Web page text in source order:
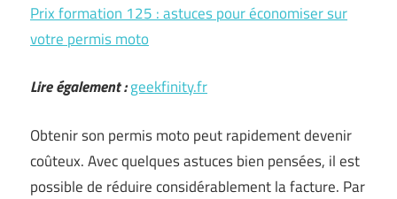
Prix formation 125 : astuces pour économiser sur
votre permis moto
Lire également :geekfinity.fr
Obtenir son permis moto peut rapidement devenir
coûteux. Avec quelques astuces bien pensées, il est
possible de réduire considérablement la facture. Par